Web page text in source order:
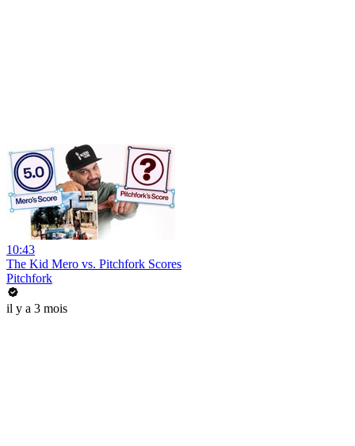
10:43
The Kid Mero vs. Pitchfork Scores
Pitchfork
il y a 3 mois